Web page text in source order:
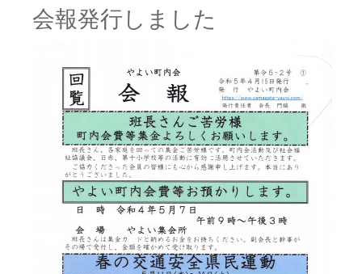
会報発行しました